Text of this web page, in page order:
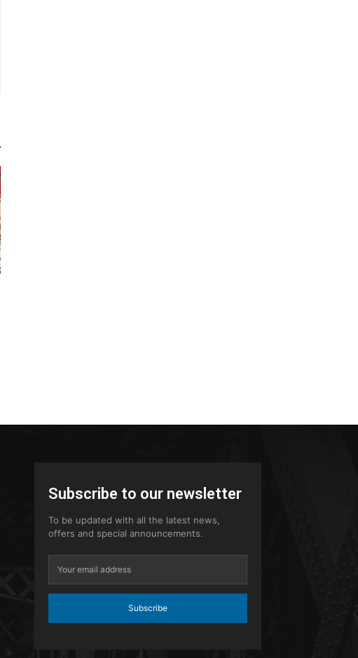
Subscribe to our newsletter
To be updated with all the latest news,
offers and special announcements.
Subscribe